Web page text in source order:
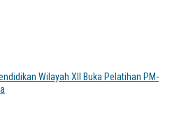
Wilayah XII Buka Pelatihan PM-